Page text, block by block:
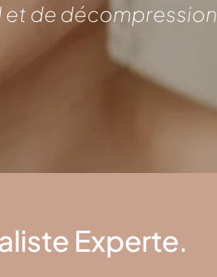
et de décompression
Experte.